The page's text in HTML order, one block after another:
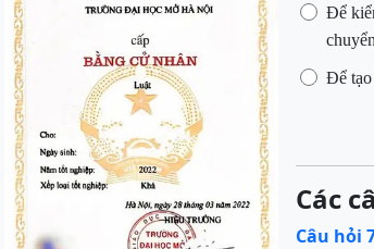
Để
Để tạo
Các
Câu hỏi